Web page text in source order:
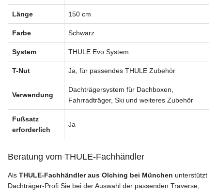
Länge 150 cm
Farbe Schwarz
System THULE Evo System
T-Nut Ja, für passendes THULE Zubehör
Verwendung
Dachträgersystem für Dachboxen,
Fahrradträger, Ski und weiteres Zubehör
Fußsatz
erforderlich
Ja
Beratung vom THULE-Fachhändler
Als THULE-Fachhändler aus Olching bei München unterstützt
Dachträger-Profi Sie bei der Auswahl der passenden Traverse,